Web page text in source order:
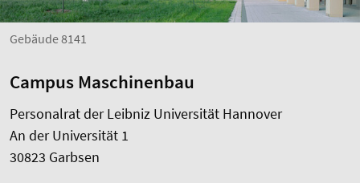
Gebäude 8141
Campus Maschinenbau
Personalrat der Leibniz Universität Hannover
An der Universität 1
30823 Garbsen